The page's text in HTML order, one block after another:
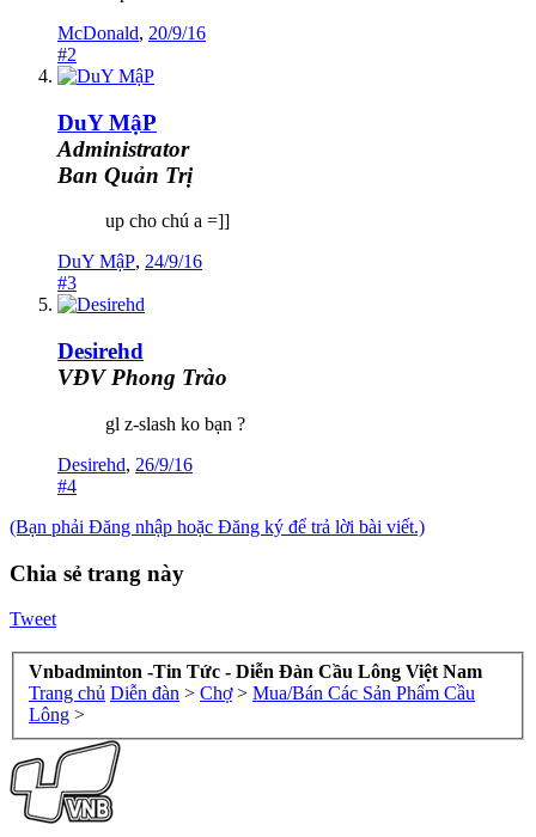
McDonald, 20/9/16
#2
DuY MậP
Administrator
Ban Quản Trị
up cho chú a =]]
DuY MậP, 24/9/16
#3
Desirehd
VĐV Phong Trào
gl z-slash ko bạn ?
Desirehd, 26/9/16
#4
(Bạn phải Đăng nhập hoặc Đăng ký để trả lời bài viết.)
Chia sẻ trang này
Tweet
Vnbadminton -Tin Tức - Diễn Đàn Cầu Lông Việt Nam
Trang chủ Diễn đàn > Chợ > Mua/Bán Các Sản Phẩm Cầu
Lông >